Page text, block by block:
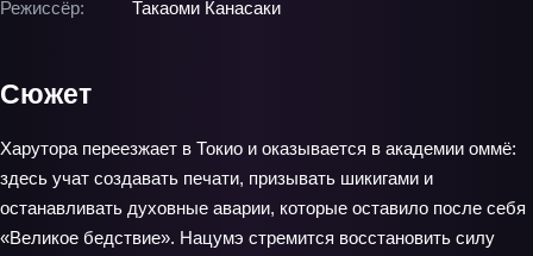
Режиссёр: Такаоми Канасаки
Сюжет
Харутора переезжает в Токио и оказывается в академии оммё:
здесь учат создавать печати, призывать шикигами и
останавливать духовные аварии, которые оставило после себя
«Великое бедствие». Нацумэ стремится восстановить силу